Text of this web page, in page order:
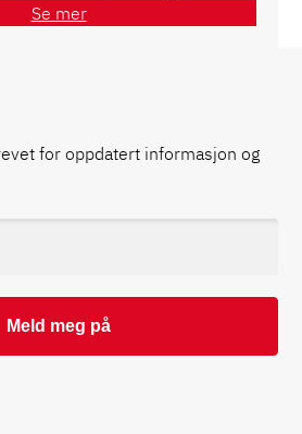
Se mer
for oppdatert informasjon og